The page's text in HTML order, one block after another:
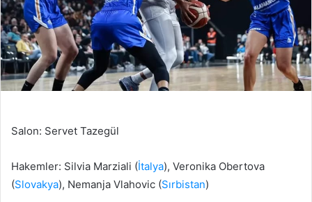
Salon: Servet Tazegül
Hakemler: Silvia Marziali (İtalya), Veronika Obertova
(Slovakya), Nemanja Vlahovic (Sırbistan)